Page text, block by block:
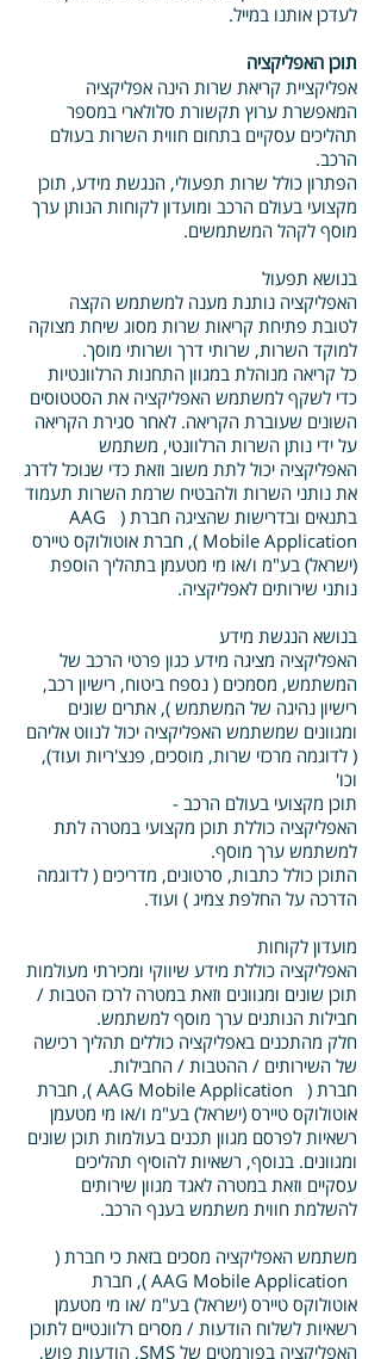
לעדכן אותנו במייל.
תוכן האפליקציה
אפליקציית קריאת שרות הינה אפליקציה
המאפשרת ערוץ תקשורת סלולארי במספר
תהליכים עסקיים בתחום חווית השרות בעולם
הרכב.
הפתרון כולל שרות תפעולי, הנגשת מידע, תוכן
מקצועי בעולם הרכב ומועדון לקוחות הנותן ערך
מוסף לקהל המשתמשים.
בנושא תפעול
האפליקציה נותנת מענה למשתמש הקצה
לטובת פתיחת קריאות שרות מסוג שיחת מצוקה
למוקד השרות, שרותי דרך ושרותי מוסך.
כל קריאה מנוהלת במגוון התחנות הרלוונטיות
כדי לשקף למשתמש האפליקציה את הסטטוסים
השונים שעוברת הקריאה. לאחר סגירת הקריאה
על ידי נותן השרות הרלוונטי, משתמש
האפליקציה יכול לתת משוב וזאת כדי שנוכל לדרג
את נותני השרות ולהבטיח שרמת השרות תעמוד
בתנאים ובדרישות שהציגה חברת ( AAG
Mobile Application ), חברת אוטולוקס טיירס
(ישראל) בע"מ ו/או מי מטעמן בתהליך הוספת
נותני שירותים לאפליקציה.
בנושא הנגשת מידע
האפליקציה מציגה מידע כגון פרטי הרכב של
המשתמש, מסמכים ( נספח ביטוח, רישיון רכב,
רישיון נהיגה של המשתמש ), אתרים שונים
ומגוונים שמשתמש האפליקציה יכול לנווט אליהם
( לדוגמה מרכזי שרות, מוסכים, פנצ'ריות ועוד),
וכו'
תוכן מקצועי בעולם הרכב -
האפליקציה כוללת תוכן מקצועי במטרה לתת
למשתמש ערך מוסף.
התוכן כולל כתבות, סרטונים, מדריכים ( לדוגמה
הדרכה על החלפת צמיג ) ועוד.
מועדון לקוחות
האפליקציה כוללת מידע שיווקי ומכירתי מעולמות
תוכן שונים ומגוונים וזאת במטרה לרכז הטבות /
חבילות הנותנים ערך מוסף למשתמש.
חלק מהתכנים באפליקציה כוללים תהליך רכישה
של השירותים / ההטבות / החבילות.
חברת ( AAG Mobile Application ), חברת
אוטולוקס טיירס (ישראל) בע"מ ו/או מי מטעמן
רשאיות לפרסם מגוון תכנים בעולמות תוכן שונים
ומגוונים. בנוסף, רשאיות להוסיף תהליכים
עסקיים וזאת במטרה לאגד מגוון שירותים
להשלמת חווית משתמש בענף הרכב.
משתמש האפליקציה מסכים בזאת כי חברת (
AAG Mobile Application ), חברת
אוטולוקס טיירס (ישראל) בע"מ /או מי מטעמן
רשאיות לשלוח הודעות / מסרים רלוונטיים לתוכן
האפליקציה בפורמטים של SMS, הודעות פוש,